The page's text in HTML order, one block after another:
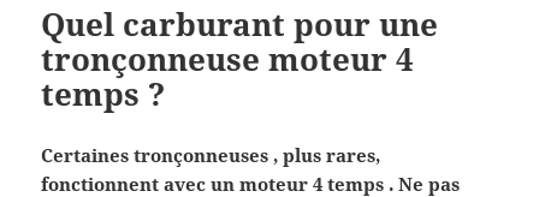
Quel carburant pour une
tronçonneuse moteur 4
temps ?
Certaines tronçonneuses , plus rares,
fonctionnent avec un moteur 4 temps . Ne pas